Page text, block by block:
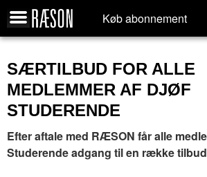
Køb abonnement
SÆRTILBUD FOR ALLE
MEDLEMMER AF DJØF
STUDERENDE
Efter aftale med RÆSON får alle
Studerende adgang til en række